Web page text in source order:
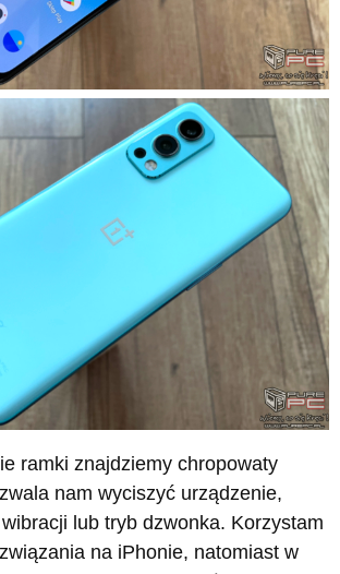
ramki znajdziemy chropowaty
nam wyciszyć urządzenie,
lub tryb dzwonka. Korzystam
na iPhonie, natomiast w